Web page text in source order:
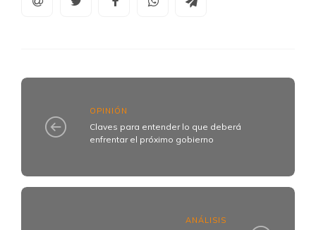
OPINIÓN
Claves para entender lo que deberá
enfrentar el próximo gobierno
ANÁLISIS